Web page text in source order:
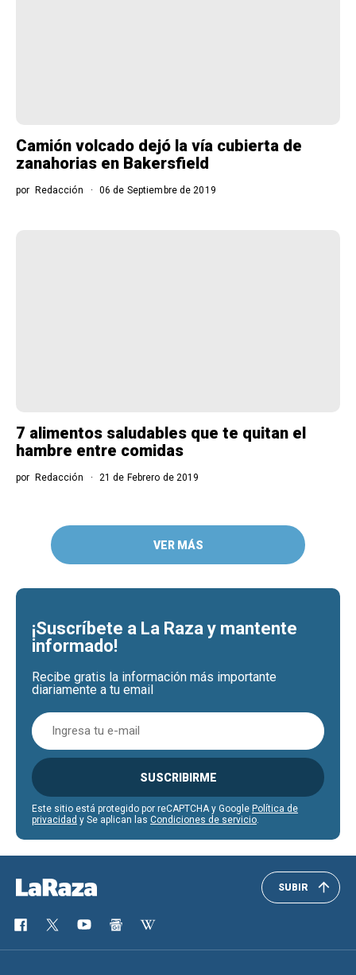
Camión volcado dejó la vía cubierta de
zanahorias en Bakersfield
por Redacción 06 de Septiembre de 2019
7 alimentos saludables que te quitan el
hambre entre comidas
por Redacción 21 de Febrero de 2019
VER MÁS
¡Suscríbete a La Raza y mantente
informado!
Recibe gratis la información más importante
diariamente a tu email
SUSCRIBIRME
Este sitio está protegido por reCAPTCHA y Google Política de
privacidad y Se aplican las Condiciones de servicio.
SUBIR